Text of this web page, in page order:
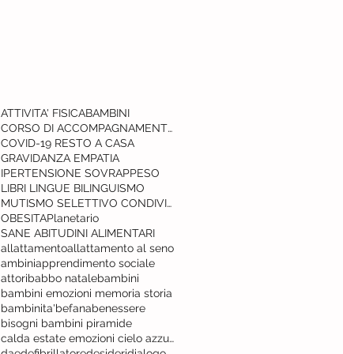
ATTIVITA' FISICABAMBINI
CORSO DI ACCOMPAGNAMENTO ALLA NASCITA
COVID-19 RESTO A CASA
GRAVIDANZA EMPATIA
IPERTENSIONE SOVRAPPESO
LIBRI LINGUE BILINGUISMO
MUTISMO SELETTIVO CONDIVISIONE RETE
OBESITAPlanetario
SANE ABITUDINI ALIMENTARI
allattamentoallattamento al seno
ambiniapprendimento sociale
attoribabbo natalebambini
bambini emozioni memoria storia
bambinita'befanabenessere
bisogni bambini piramide
calda estate emozioni cielo azzurro